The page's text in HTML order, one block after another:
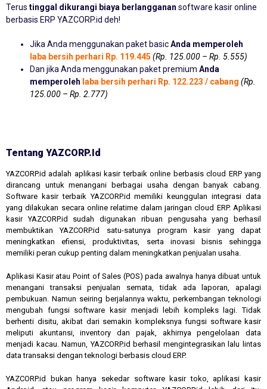
Terus tinggal dikurangi biaya berlangganan software kasir online
berbasis ERP YAZCORP.id deh!
Jika Anda menggunakan paket basicAnda memperoleh
laba bersih perhari Rp. 119.445 (Rp. 125.000 – Rp. 5.555)
Dan jika Anda menggunakan paket premium Anda
memperoleh laba bersih perhari Rp. 122.223 / cabang (Rp.
125.000 – Rp. 2.777)
Tentang YAZCORP.id
YAZCORP.id adalah aplikasi kasir terbaik online berbasis cloud ERP yang
dirancang untuk menangani berbagai usaha dengan banyak cabang.
Software kasir terbaik YAZCORP.id memiliki keunggulan integrasi data
yang dilakukan secara online relatime dalam jaringan cloud ERP. Aplikasi
kasir YAZCORP.id sudah digunakan ribuan pengusaha yang berhasil
membuktikan YAZCORP.id satu-satunya program kasir yang dapat
meningkatkan efiensi, produktivitas, serta inovasi bisnis sehingga
memiliki peran cukup penting dalam meningkatkan penjualan usaha.
Aplikasi Kasir atau Point of Sales (POS) pada awalnya hanya dibuat untuk
menangani transaksi penjualan semata, tidak ada laporan, apalagi
pembukuan. Namun seiring berjalannya waktu, perkembangan teknologi
mengubah fungsi software kasir menjadi lebih kompleks lagi. Tidak
berhenti disitu, akibat dari semakin kompleksnya fungsi software kasir
meliputi akuntansi, inventory dan pajak, akhirnya pengelolaan data
menjadi kacau. Namun, YAZCORP.id berhasil mengintegrasikan lalu lintas
data transaksi dengan teknologi berbasis cloud ERP.
YAZCORP.id bukan hanya sekedar software kasir toko, aplikasi kasir